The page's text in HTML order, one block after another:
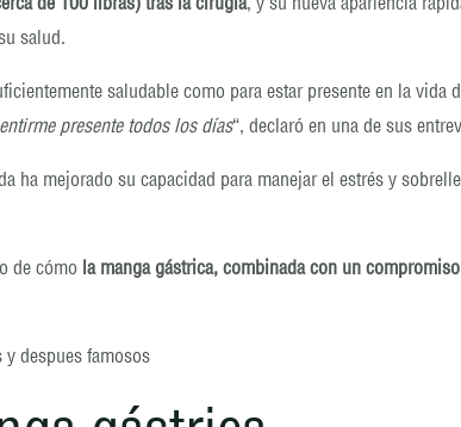
salud.
saludable como para estar presente en la vida
presente todos los días“, declaró en una de sus
ha mejorado su capacidad para manejar el estrés y
de cómo la manga gástrica, combinada con un